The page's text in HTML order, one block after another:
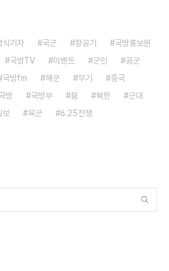
식기자 국군 항공기
국방홍보원
국방TV 이벤트 군인
공군
국방fm 해군 무기
중국
방 국방부 붐 북한
군대
보 육군 6.25전쟁